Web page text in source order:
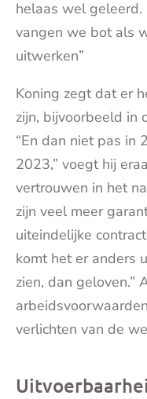
helaas wel geleerd.
vangen we bot als
uitwerken”
Koning zegt dat er
zijn, bijvoorbeeld in
“En dan niet pas in
2023,” voegt hij
vertrouwen in het
zijn veel meer
uiteindelijke
komt het er anders
zien, dan geloven.”
verlichten van de